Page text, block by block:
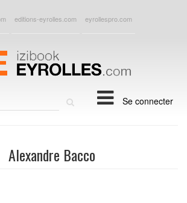
editions-eyrolles.com eyrollespro.com
Se connecter
Alexandre Bacco